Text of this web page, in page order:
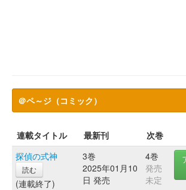
＠ペ～ジ（コミック）
連載タイトル 最新刊
次巻
探偵の式神
読む
(連載終了)
3巻
2025年01月10
日 発売
4巻
発売
未定